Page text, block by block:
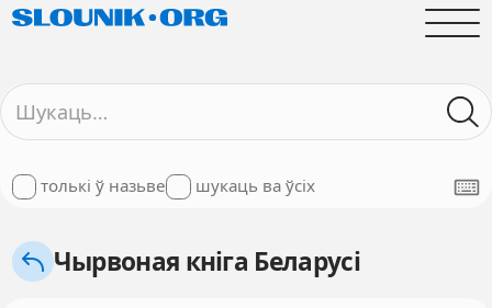
толькі ў назьве шукаць ва ўсіх
Чырвоная кніга Беларусі